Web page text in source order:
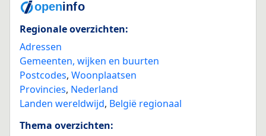
Regionale overzichten:
Adressen
Gemeenten, wijken en buurten
Postcodes, Woonplaatsen
Provincies, Nederland
Landen wereldwijd, België regionaal
Thema overzichten: